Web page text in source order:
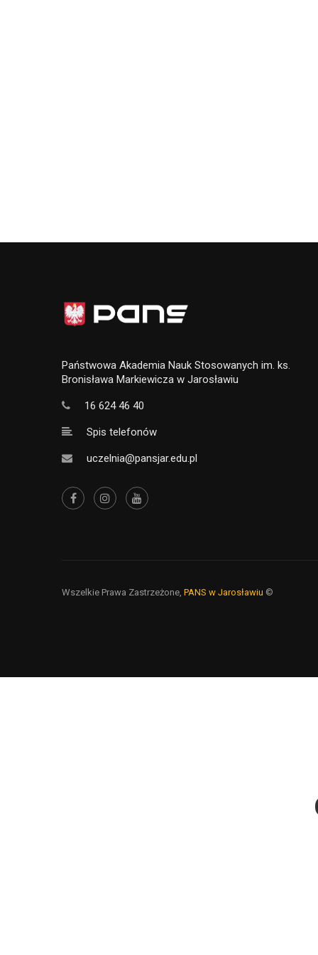
Państwowa Akademia Nauk Stosowanych im. ks.
Bronisława Markiewicza w Jarosławiu
16 624 46 40
Spis telefonów
uczelnia@pansjar.edu.pl
Wszelkie Prawa Zastrzeżone, PANS w Jarosławiu ©